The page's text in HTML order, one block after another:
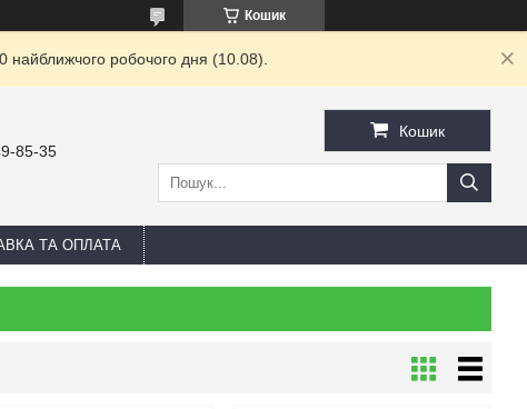
Кошик
найближчого робочого дня (10.08).
85-35
Кошик
ТА ОПЛАТА